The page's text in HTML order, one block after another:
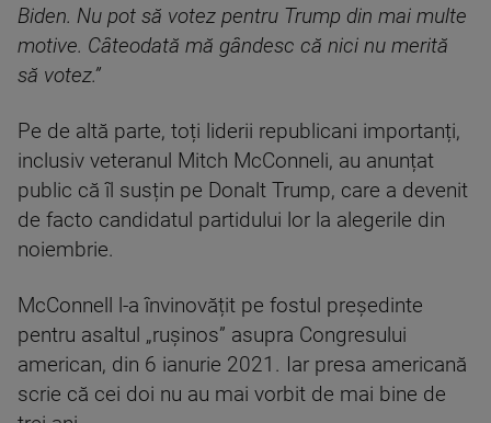
Biden. Nu pot să votez pentru Trump din mai multe
motive. Câteodată mă gândesc că nici nu merită
să votez.”
Pe de altă parte, toți liderii republicani importanți,
inclusiv veteranul Mitch McConneli, au anunțat
public că îl susțin pe Donalt Trump, care a devenit
de facto candidatul partidului lor la alegerile din
noiembrie.
McConnell l-a învinovățit pe fostul președinte
pentru asaltul „rușinos” asupra Congresului
american, din 6 ianurie 2021. Iar presa americană
scrie că cei doi nu au mai vorbit de mai bine de